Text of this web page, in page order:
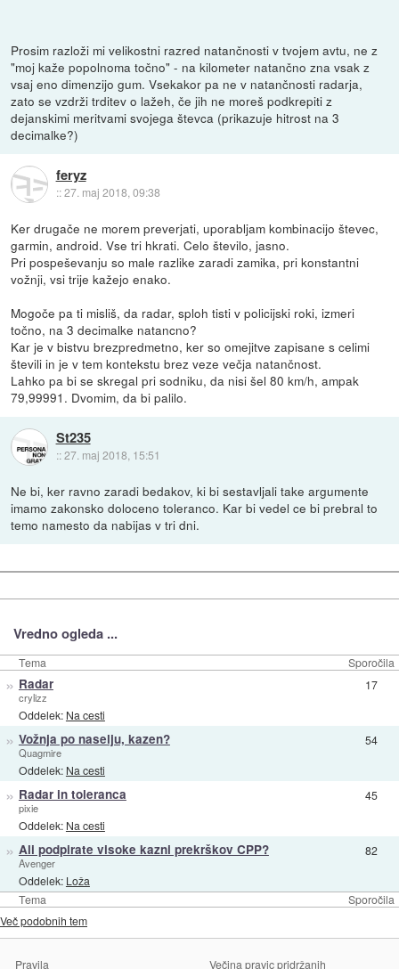
Prosim razloži mi velikostni razred natančnosti v tvojem avtu, ne z
"moj kaže popolnoma točno" - na kilometer natančno zna vsak z
vsaj eno dimenzijo gum. Vsekakor pa ne v natančnosti radarja,
zato se vzdrži trditev o lažeh, če jih ne moreš podkrepiti z
dejanskimi meritvami svojega števca (prikazuje hitrost na 3
decimalke?)
feryz
::27. maj 2018, 09:38
Ker drugače ne morem preverjati, uporabljam kombinacijo števec,
garmin, android. Vse tri hkrati. Celo število, jasno.
Pri pospeševanju so male razlike zaradi zamika, pri konstantni
vožnji, vsi trije kažejo enako.
Mogoče pa ti misliš, da radar, sploh tisti v policijski roki, izmeri
točno, na 3 decimalke natancno?
Kar je v bistvu brezpredmetno, ker so omejitve zapisane s celimi
števili in je v tem kontekstu brez veze večja natančnost.
Lahko pa bi se skregal pri sodniku, da nisi šel 80 km/h, ampak
79,99991. Dvomim, da bi palilo.
St235
::27. maj 2018, 15:51
Ne bi, ker ravno zaradi bedakov, ki bi sestavljali take argumente
imamo zakonsko doloceno toleranco. Kar bi vedel ce bi prebral to
temo namesto da nabijas v tri dni.
Vredno ogleda ...
Tema Sporočila
Tema Sporočila
» Radar
crylizz
Oddelek: Na cesti
17
» Vožnja po naselju, kazen?
Quagmire
Oddelek: Na cesti
54
» Radar in toleranca
pixie
Oddelek: Na cesti
45
» Ali podpirate visoke kazni prekrškov CPP?
Avenger
Oddelek: Loža
82
Več podobnih tem
Pravila Večina pravic pridržanih